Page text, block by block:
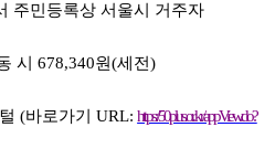
주민등록상 서울시 거주자
시 678,340원(세전)
(바로가기 URL:https://50plus.or.kr/appView.do?